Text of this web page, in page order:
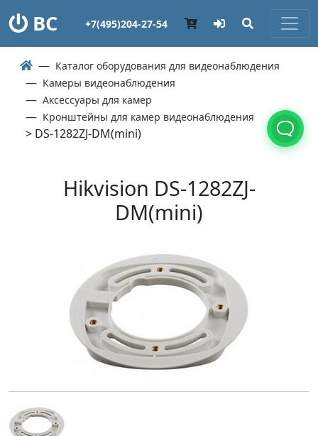
ВС +7(495)204-27-54
Каталог оборудования для видеонаблюдения
Камеры видеонаблюдения
Аксессуары для камер
Кронштейны для камер видеонаблюдения
> DS-1282ZJ-DM(mini)
Hikvision DS-1282ZJ-
DM(mini)